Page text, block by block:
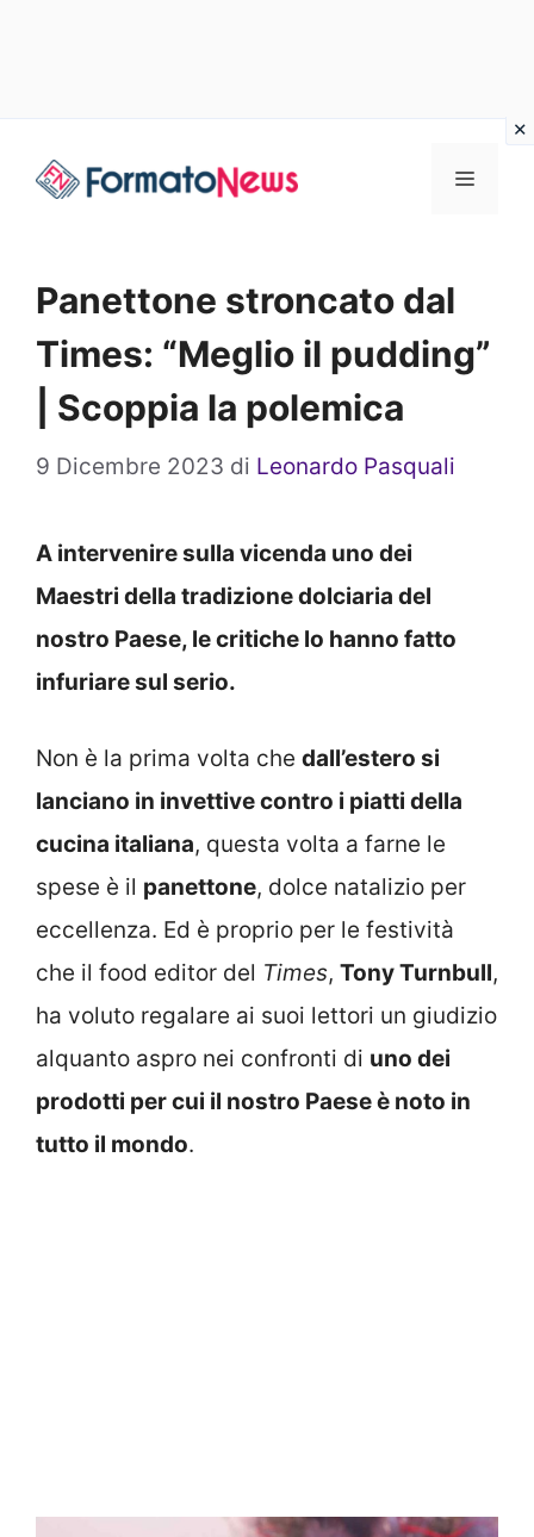
Menu
Panettone stroncato dal
Times: “Meglio il pudding”
| Scoppia la polemica
9 Dicembre 2023 di Leonardo Pasquali
A intervenire sulla vicenda uno dei
Maestri della tradizione dolciaria del
nostro Paese, le critiche lo hanno fatto
infuriare sul serio.
Non è la prima volta che dall’estero si
lanciano in invettive contro i piatti della
cucina italiana, questa volta a farne le
spese è il panettone, dolce natalizio per
eccellenza. Ed è proprio per le festività
che il food editor del Times, Tony Turnbull,
ha voluto regalare ai suoi lettori un giudizio
alquanto aspro nei confronti di uno dei
prodotti per cui il nostro Paese è noto in
tutto il mondo.